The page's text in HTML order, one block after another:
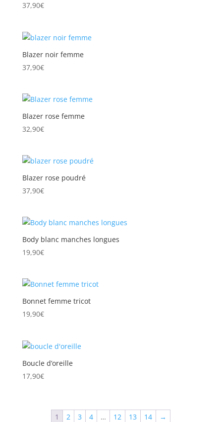
37,90€
Blazer noir femme
37,90€
Blazer rose femme
32,90€
Blazer rose poudré
37,90€
Body blanc manches longues
19,90€
Bonnet femme tricot
19,90€
Boucle d’oreille
17,90€
1 2 3 4 … 12 13 14 →